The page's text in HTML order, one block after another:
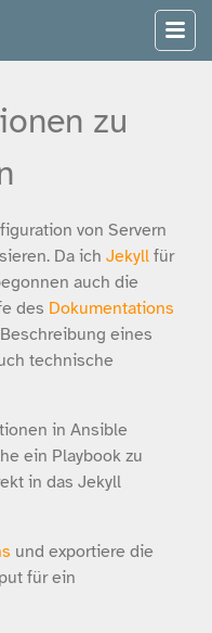
zu
von Servern
Da ich Jekyll für
auch die
des Dokumentations
eines
technische
in Ansible
ein Playbook zu
in das Jekyll
und exportiere die
für ein